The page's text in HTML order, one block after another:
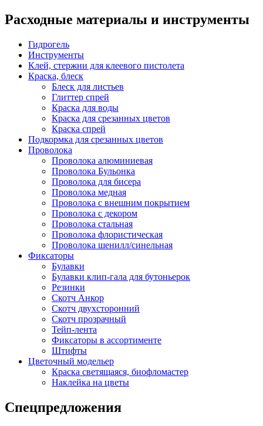
Расходные материалы и инструменты
Гидрогель
Инструменты
Клей, стержни для клеевого пистолета
Краска, блеск
Блеск для листьев
Глиттер спрей
Краска для воды
Краска для срезанных цветов
Краска спрей
Подкормка для срезанных цветов
Проволока
Проволока алюминиевая
Проволока Бульонка
Проволока для бисера
Проволока медная
Проволока с внешним покрытием
Проволока с декором
Проволока стальная
Проволока флористическая
Проволока шенилл/синельная
Фиксаторы
Булавки
Булавки клип-гала для бутоньерок
Резинки
Скотч Анкор
Скотч двухсторонний
Скотч прозрачный
Тейп-лента
Фиксаторы в ассортименте
Штифты
Цветочный модельер
Краска светящаяся, биофломастер
Наклейка на цветы
Спецпредложения